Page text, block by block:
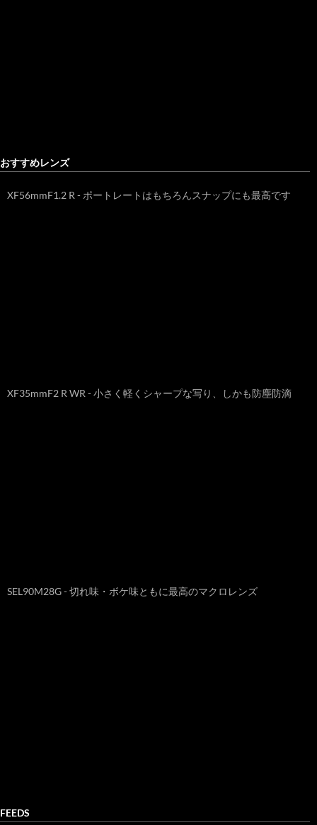
おすすめレンズ
XF56mmF1.2 R - ポートレートはもちろんスナップにも最高です
XF35mmF2 R WR - 小さく軽くシャープな写り、しかも防塵防滴
SEL90M28G - 切れ味・ボケ味ともに最高のマクロレンズ
FEEDS